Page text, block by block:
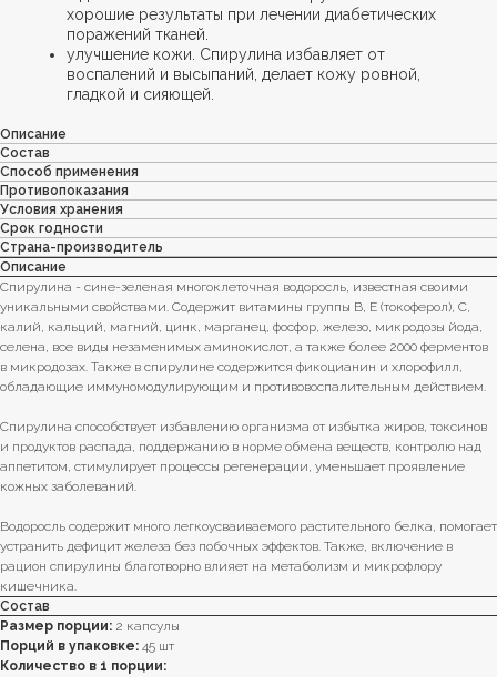
хорошие результаты при лечении диабетических
поражений тканей.
улучшение кожи. Спирулина избавляет от
воспалений и высыпаний, делает кожу ровной,
гладкой и сияющей.
Описание
Состав
Способ применения
Противопоказания
Условия хранения
Срок годности
Страна-производитель
Описание
Спирулина - сине-зеленая многоклеточная водоросль, известная своими
уникальными свойствами. Содержит витамины группы В, Е (токоферол), С,
калий, кальций, магний, цинк, марганец, фосфор, железо, микродозы йода,
селена, все виды незаменимых аминокислот, а также более 2000 ферментов
в микродозах. Также в спирулине содержится фикоцианин и хлорофилл,
обладающие иммуномодулирующим и противовоспалительным действием.
Спирулина способствует избавлению организма от избытка жиров, токсинов
и продуктов распада, поддержанию в норме обмена веществ, контролю над
аппетитом, стимулирует процессы регенерации, уменьшает проявление
кожных заболеваний.
Водоросль содержит много легкоусваиваемого растительного белка, помогает
устранить дефицит железа без побочных эффектов. Также, включение в
рацион спирулины благотворно влияет на метаболизм и микрофлору
кишечника.
Состав
Размер порции: 2 капсулы
Порций в упаковке: 45 шт
Количество в 1 порции: